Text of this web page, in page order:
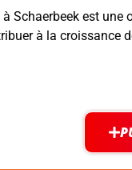
Schaerbeek est
à la croissance